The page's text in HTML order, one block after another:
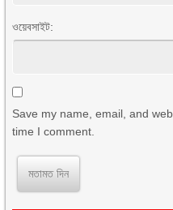
ওয়েবসাইট:
Save my name, email, and
time I comment.